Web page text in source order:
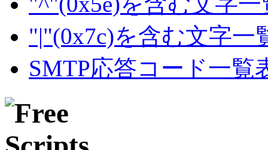
"|"(0x7c)を含む文字一
SMTP応答コード一覧